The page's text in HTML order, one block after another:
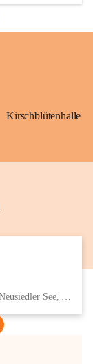
Kirschblütenhalle
Eisenstädter Straße 18, 7091 Breitenbrunn am Neusiedler See, AUT